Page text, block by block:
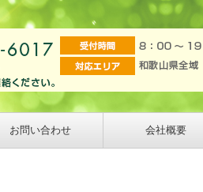
お問い合わせ 会社概要